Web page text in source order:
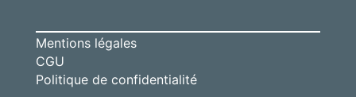
Mentions légales
CGU
Politique de confidentialité